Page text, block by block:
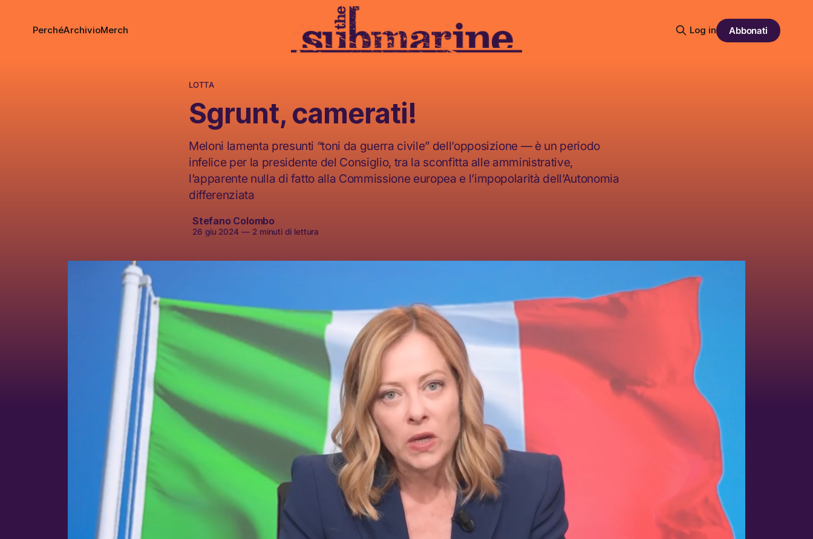
PerchéArchivioMerch Log in Abbonati
LOTTA
Sgrunt, camerati!
Meloni lamenta presunti “toni da guerra civile” dell’opposizione — è un periodo
infelice per la presidente del Consiglio, tra la sconfitta alle amministrative,
l’apparente nulla di fatto alla Commissione europea e l’impopolarità dell’Autonomia
differenziata
Stefano Colombo
26 giu 2024 —2 minuti di lettura